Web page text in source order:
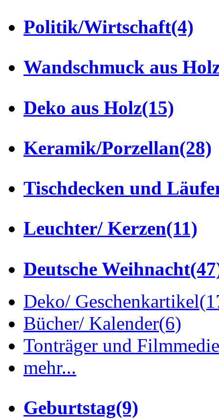
Politik/Wirtschaft(4)
Wandschmuck aus
Deko aus Holz(15)
Keramik/Porzellan(28)
Tischdecken und
Leuchter/ Kerzen(11)
Deutsche Weihnacht
Deko/ Geschenkartikel
Bücher/ Kalender(6)
Tonträger und
mehr...
Geburtstag(9)